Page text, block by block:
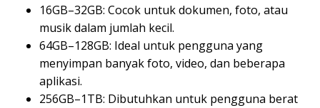
16GB–32GB: Cocok untuk dokumen, foto, atau
musik dalam jumlah kecil.
64GB–128GB: Ideal untuk pengguna yang
menyimpan banyak foto, video, dan beberapa
aplikasi.
256GB–1TB: Dibutuhkan untuk pengguna berat